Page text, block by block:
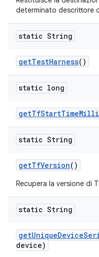
determinato descrittore
static String
getTestHarness()
static long
getTfStartTime
static String
getTfVersion()
Recupera la versione di
static String
getUniqueDevice
device)